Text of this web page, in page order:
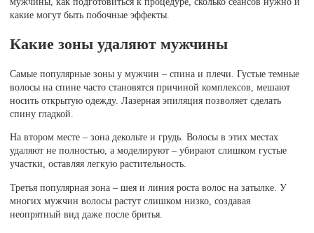
какие могут быть побочные эффекты.
Какие зоны удаляют мужчины
Самые популярные зоны у мужчин – спина и плечи. Густые темные
волосы на спине часто становятся причиной комплексов, мешают
носить открытую одежду. Лазерная эпиляция позволяет сделать
спину гладкой.
На втором месте – зона декольте и грудь. Волосы в этих местах
удаляют не полностью, а моделируют – убирают слишком густые
участки, оставляя легкую растительность.
Третья популярная зона – шея и линия роста волос на затылке. У
многих мужчин волосы растут слишком низко, создавая
неопрятный вид даже после бритья.